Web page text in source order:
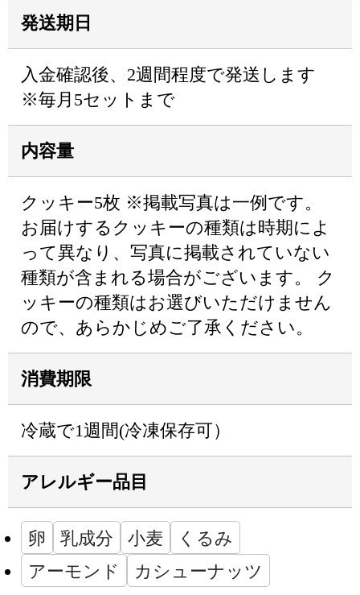
発送期日
入金確認後、2週間程度で発送します
※毎月5セットまで
内容量
クッキー5枚 ※掲載写真は一例です。
お届けするクッキーの種類は時期によ
って異なり、写真に掲載されていない
種類が含まれる場合がございます。 ク
ッキーの種類はお選びいただけません
ので、あらかじめご了承ください。
消費期限
冷蔵で1週間(冷凍保存可）
アレルギー品目
卵 乳成分 小麦
くるみ
アーモンド
カシューナッツ